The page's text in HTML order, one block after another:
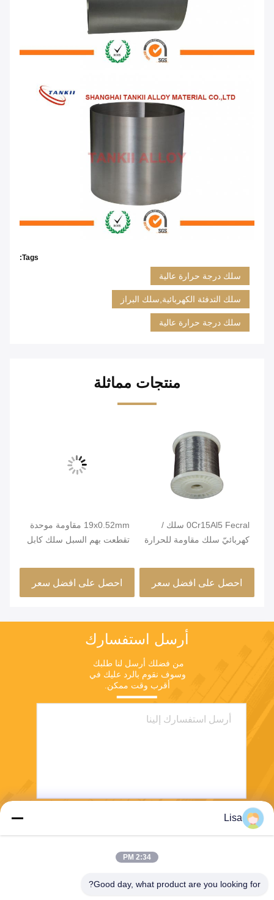
Tags:
سلك درجة حرارة عالية
سلك التدفئة الكهربائية,سلك البراز
سلك درجة حرارة عالية
منتجات مماثلة
0Cr15Al5 Fecral سلك /
كهربائيّ سلك مقاومة للحرارة
احصل على افضل سعر
19x0.52mm مقاومة موحدة
تقطعت بهم السبل سلك كابل
احصل على افضل سعر
أرسل استفسارك
أقرب وقت ممكن.
Lisa
2:34 PM
Good day, what product are you looking for?